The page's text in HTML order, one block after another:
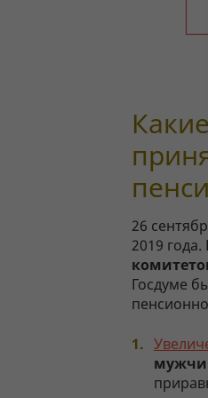
26
2019
Госдуме